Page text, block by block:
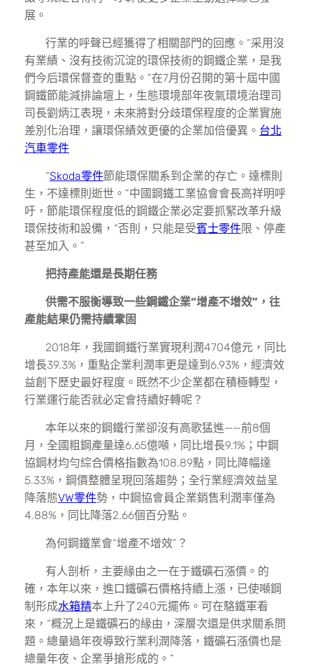
展。
行業的呼聲已經獲得了相關部門的回應。“采用沒
有業績、沒有技術沉淀的環保技術的鋼鐵企業，是我
們今后環保督查的重點。”在7月份召開的第十屆中國
鋼鐵節能減排論壇上，生態環境部年夜氣環境治理司
司長劉炳江表現，未來將對分歧環保程度的企業實施
差別化治理，讓環保績效更優的企業加倍優異。 台北
汽車零件
“Skoda零件節能環保關系到企業的存亡。達標則
生，不達標則逝世。”中國鋼鐵工業協會會長高祥明呼
吁，節能環保程度低的鋼鐵企業必定要抓緊改革升級
環保技術和設備，“否則，只能是受賓士零件限、停產
甚至加入。”
把持產能還是長期任務
供需不服衡導致一些鋼鐵企業“增產不增效”，往
產能結果仍需持續鞏固
2018年，我國鋼鐵行業實現利潤4704億元，同比
增長39.3%，重點企業利潤率更是達到6.93%，經濟效
益創下歷史最好程度。既然不少企業都在積極轉型，
行業運行能否就必定會持續好轉呢？
本年以來的鋼鐵行業卻沒有高歌猛進——前8個
月，全國粗鋼產量達6.65億噸，同比增長9.1%；中鋼
協鋼材均勻綜合價格指數為108.89點，同比降幅達
5.33%，鋼價整體呈現回落趨勢；全行業經濟效益呈
降落態VW零件勢，中鋼協會員企業銷售利潤率僅為
4.88%，同比降落2.66個百分點。
為何鋼鐵業會“增產不增效”？
有人剖析，主要緣由之一在于鐵礦石漲價。的
確，本年以來，進口鐵礦石價格持續上漲，已使噸鋼
制形成水箱精本上升了240元擺佈。可在駱鐵軍看
來，“概況上是鐵礦石的緣由，深層次還是供求關系問
題。總量過年夜導致行業利潤降落，鐵礦石漲價也是
總量年夜、企業爭搶形成的。”